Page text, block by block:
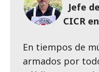
Jefe
CICR
En tiempos de
armados por